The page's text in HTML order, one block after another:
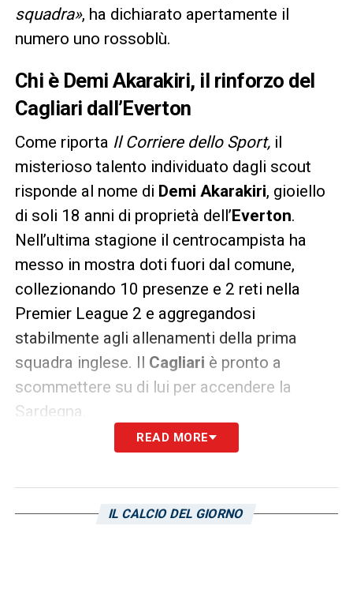
squadra», ha dichiarato apertamente il
numero uno rossoblù.
Chi è Demi Akarakiri, il rinforzo del
Cagliari dall’Everton
Come riporta Il Corriere dello Sport,il
misterioso talento individuato dagli scout
risponde al nome di Demi Akarakiri, gioiello
di soli 18 anni di proprietà dell’Everton.
Nell’ultima stagione il centrocampista ha
messo in mostra doti fuori dal comune,
collezionando 10 presenze e 2 reti nella
Premier League 2 e aggregandosi
stabilmente agli allenamenti della prima
squadra inglese. Il Cagliari è pronto a
scommettere su di lui per accendere la
Sardegna.
READ MORE
IL CALCIO DEL GIORNO